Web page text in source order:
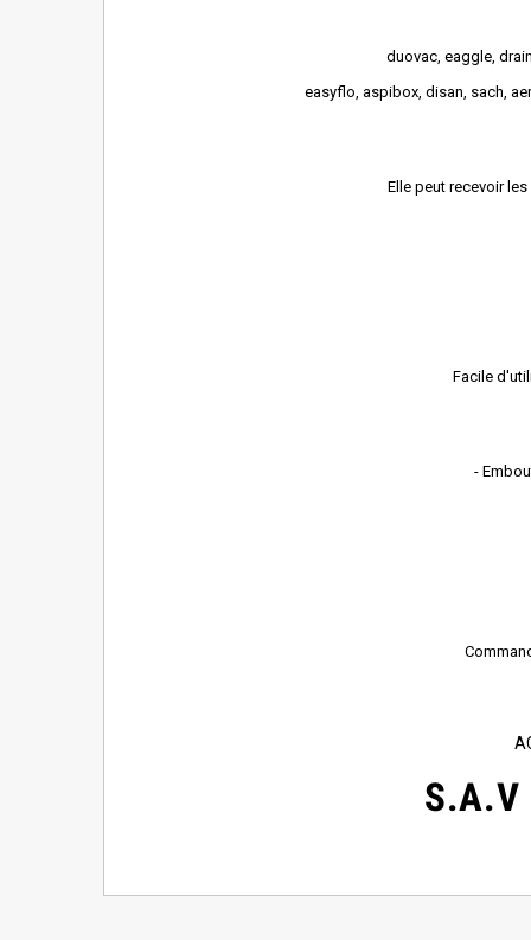
duovac, eaggle,
easyflo, aspibox, disan, sach,
Elle peut recevoir
Facile
-
S.A.V